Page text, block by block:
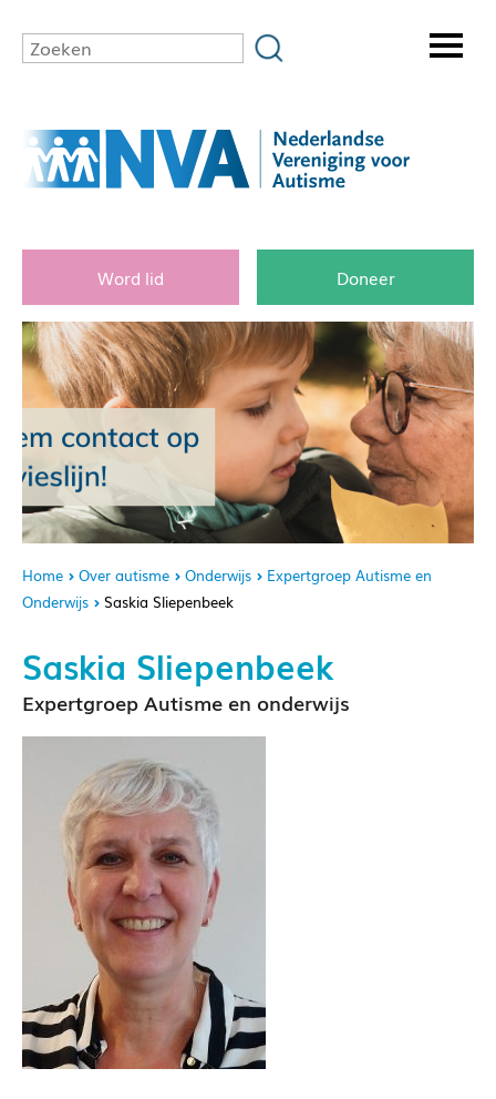
Word lid Doneer
Home Over autisme Onderwijs
Expertgroep Autisme en
Onderwijs
Saskia Sliepenbeek
Saskia Sliepenbeek
Expertgroep Autisme en onderwijs